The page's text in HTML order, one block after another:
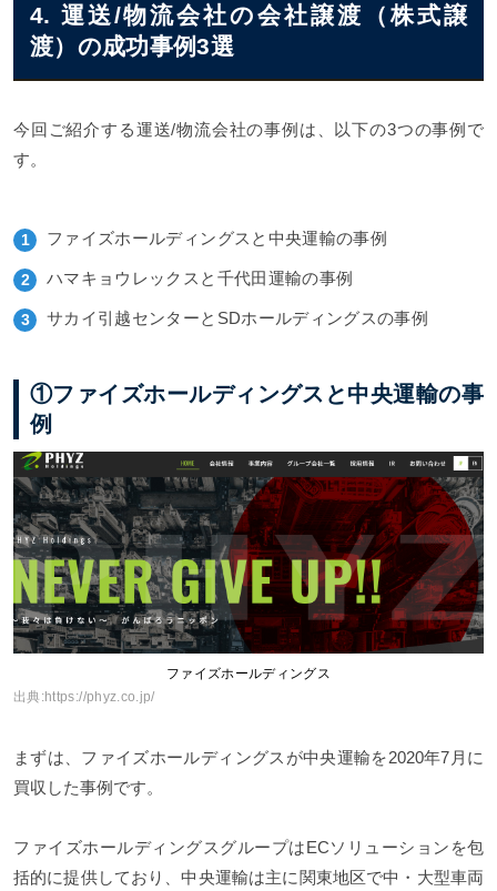
4. 運送/物流会社の会社譲渡（株式譲
渡）の成功事例3選
今回ご紹介する運送/物流会社の事例は、以下の3つの事例で
す。
ファイズホールディングスと中央運輸の事例
ハマキョウレックスと千代田運輸の事例
サカイ引越センターとSDホールディングスの事例
①ファイズホールディングスと中央運輸の事
例
ファイズホールディングス
出典:https://phyz.co.jp/
まずは、ファイズホールディングスが中央運輸を2020年7月に
買収した事例です。
ファイズホールディングスグループはECソリューションを包
括的に提供しており、中央運輸は主に関東地区で中・大型車両